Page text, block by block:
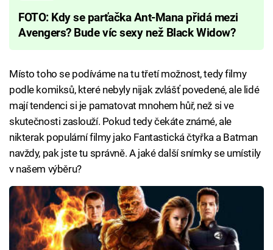
FOTO: Kdy se parťačka Ant-Mana přidá mezi
Avengers? Bude víc sexy než Black Widow?
Místo toho se podíváme na tu třetí možnost, tedy filmy
podle komiksů, které nebyly nijak zvlášť povedené, ale lidé
mají tendenci si je pamatovat mnohem hůř, než si ve
skutečnosti zaslouží. Pokud tedy čekáte známé, ale
nikterak populární filmy jako Fantastická čtyřka a Batman
navždy, pak jste tu správně. A jaké další snímky se umístily
v našem výběru?